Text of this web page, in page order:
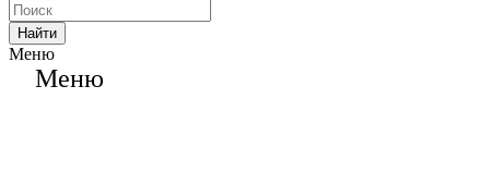
Найти
Меню
Меню